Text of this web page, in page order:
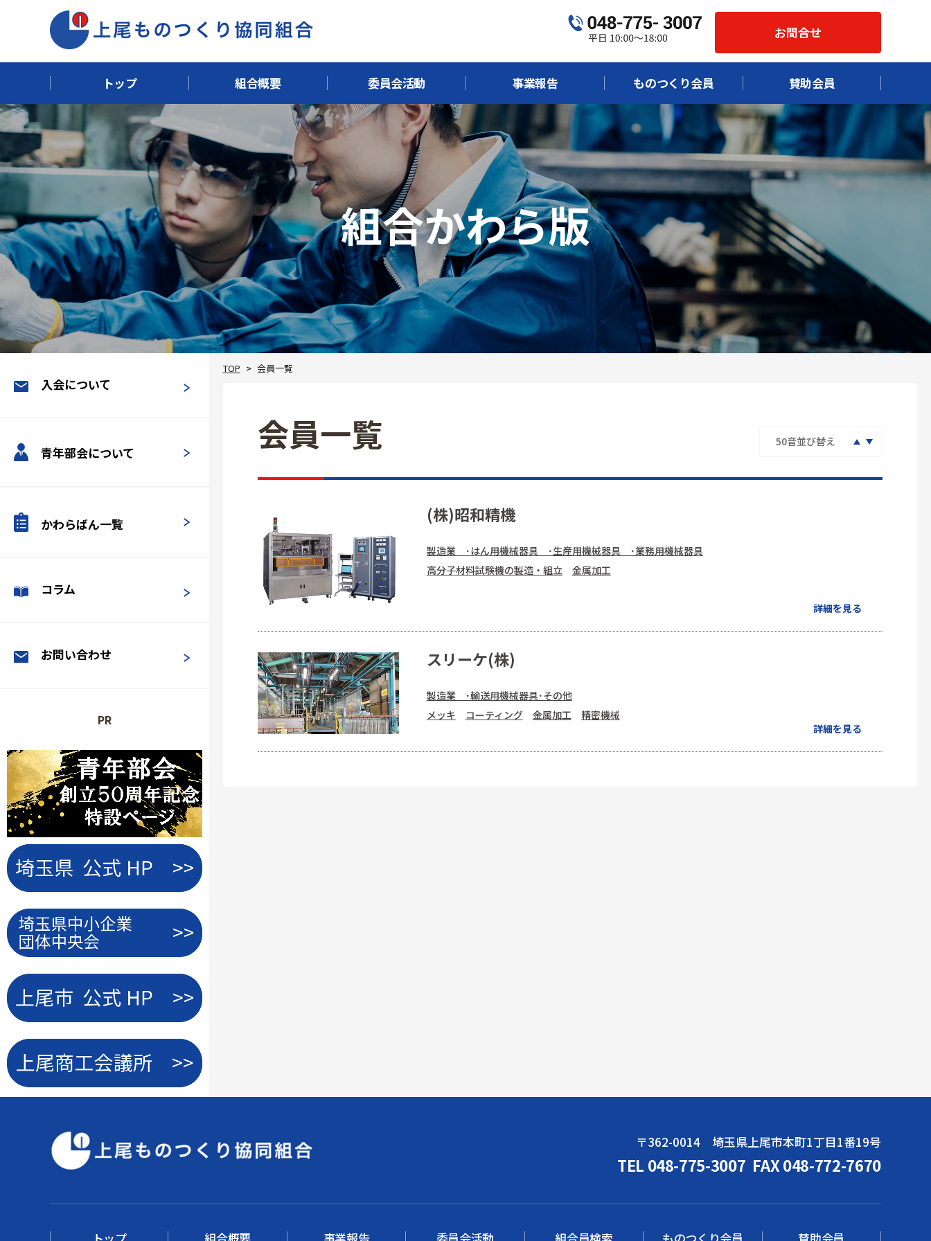
お問合せ
トップ 組合概要 委員会活動 事業報告 ものつくり会員 賛助会員
組合かわら版
入会について
青年部会について
かわらばん一覧
コラム
お問い合わせ
PR
TOP 会員一覧
会員一覧
(株)昭和精機
製造業 ･はん用機械器具 ･生産用機械器具 ･業務用機械器具
高分子材料試験機の製造・組立
金属加工
詳細を見る
スリーケ(株)
製造業 ･輸送用機械器具･その他
メッキ
コーティング 金属加工
精密機械
詳細を見る
〒362-0014 埼玉県上尾市本町1丁目1番19号
TEL 048-775-3007 FAX 048-772-7670